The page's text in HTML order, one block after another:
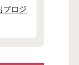
プロジ